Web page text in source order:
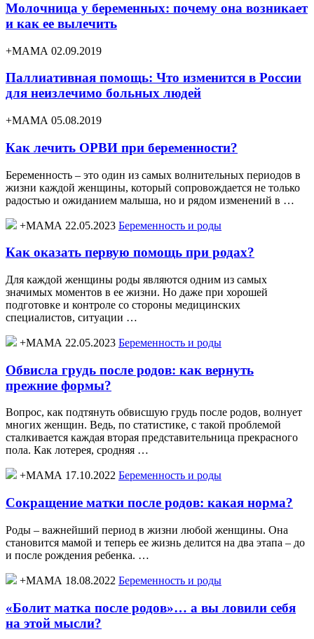
Молочница у беременных: почему она возникает
и как ее вылечить
+МАМА 02.09.2019
Паллиативная помощь: Что изменится в России
для неизлечимо больных людей
+МАМА 05.08.2019
Как лечить ОРВИ при беременности?
Беременность – это один из самых волнительных периодов в
жизни каждой женщины, который сопровождается не только
радостью и ожиданием малыша, но и рядом изменений в …
+МАМА 22.05.2023 Беременность и роды
Как оказать первую помощь при родах?
Для каждой женщины роды являются одним из самых
значимых моментов в ее жизни. Но даже при хорошей
подготовке и контроле со стороны медицинских
специалистов, ситуации …
+МАМА 22.05.2023 Беременность и роды
Обвисла грудь после родов: как вернуть
прежние формы?
Вопрос, как подтянуть обвисшую грудь после родов, волнует
многих женщин. Ведь, по статистике, с такой проблемой
сталкивается каждая вторая представительница прекрасного
пола. Как лотерея, сродняя …
+МАМА 17.10.2022 Беременность и роды
Сокращение матки после родов: какая норма?
Роды – важнейший период в жизни любой женщины. Она
становится мамой и теперь ее жизнь делится на два этапа – до
и после рождения ребенка. …
+МАМА 18.08.2022 Беременность и роды
«Болит матка после родов»… а вы ловили себя
на этой мысли?